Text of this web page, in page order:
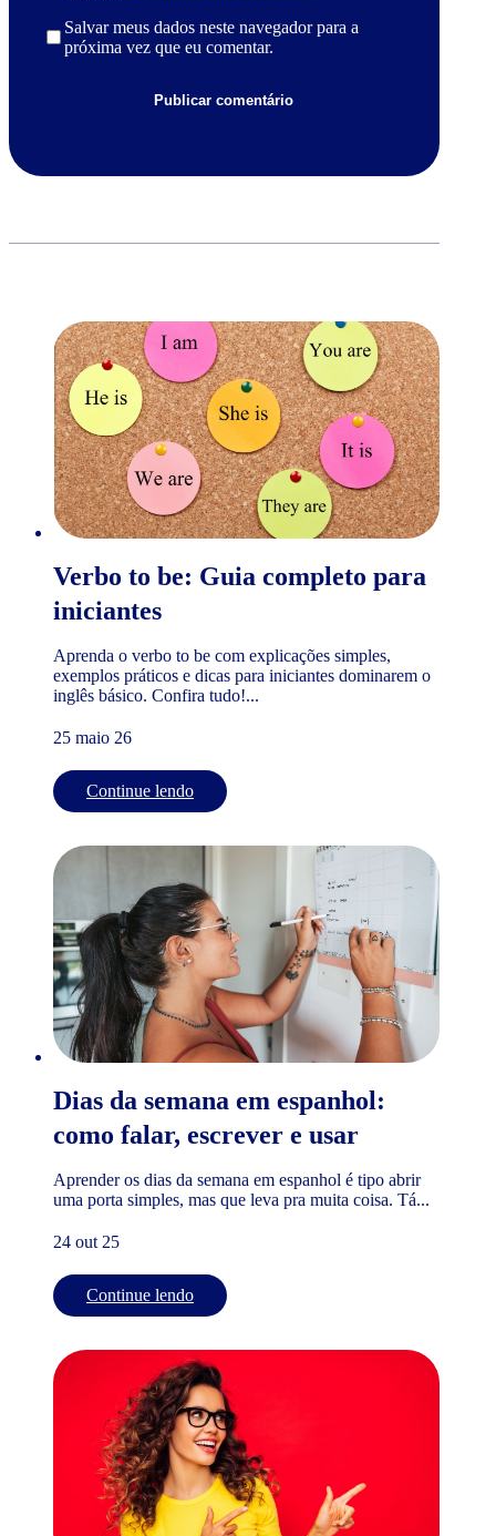
Salvar meus dados neste navegador para a
próxima vez que eu comentar.
Verbo to be: Guia completo para
iniciantes
Aprenda o verbo to be com explicações simples,
exemplos práticos e dicas para iniciantes dominarem o
inglês básico. Confira tudo!...
25 maio 26
Continue lendo
Dias da semana em espanhol:
como falar, escrever e usar
Aprender os dias da semana em espanhol é tipo abrir
uma porta simples, mas que leva pra muita coisa. Tá...
24 out 25
Continue lendo